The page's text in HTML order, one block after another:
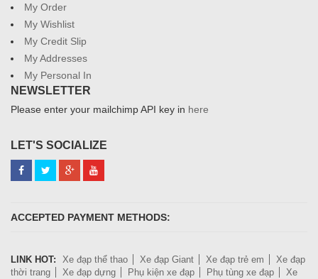
My Order
My Wishlist
My Credit Slip
My Addresses
My Personal In
NEWSLETTER
Please enter your mailchimp API key in here
LET'S SOCIALIZE
ACCEPTED PAYMENT METHODS:
LINK HOT: Xe đạp thể thao Xe đạp Giant Xe đạp trẻ em
Xe đạp
thời trang
Xe đạp dựng Phụ kiện xe đạp Phụ tùng xe đạp Xe